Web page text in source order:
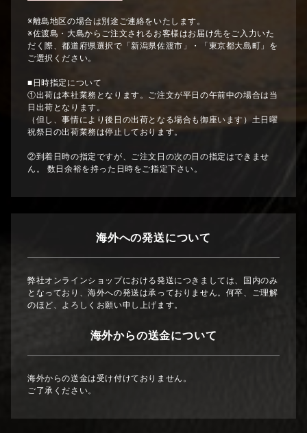
※離島地区の場合は別途ご連絡をいたします。
※佐渡島・大島からご注文されるお客様はお届け先をご入力いた
だく際、都道府県選択で「新潟県佐渡市」・「東京都大島町」を
ご選択ください。
■日時指定について
①出荷は本社業務となります。ご注文が平日の午前中の場合は当
日出荷となります。
（但し、事情により後日の出荷となる場合も御座います）土日曜
祝祭日の出荷業務は停止しております。
②到着日時の指定ですが、ご注文日の次の日の指定はできませ
ん。 数日余裕を持った日時をご指定下さい。
海外への発送について
弊社オンラインショップにおける発送につきましては、国内のみ
となっており、海外への発送は承っておりません。何卒、ご理解
のほど、よろしくお願い申し上げます。
海外からの送金について
海外からの送金は受け付けておりません。
ご了承ください。